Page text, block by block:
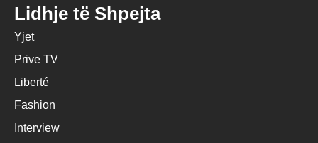
Lidhje të Shpejta
Yjet
Prive TV
Liberté
Fashion
Interview